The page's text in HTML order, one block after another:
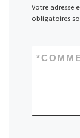
Votre adresse
obligatoires
*